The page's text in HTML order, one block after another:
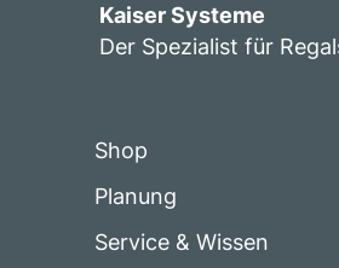
Kaiser Systeme
Der Spezialist für
Shop
Planung
Service & Wissen